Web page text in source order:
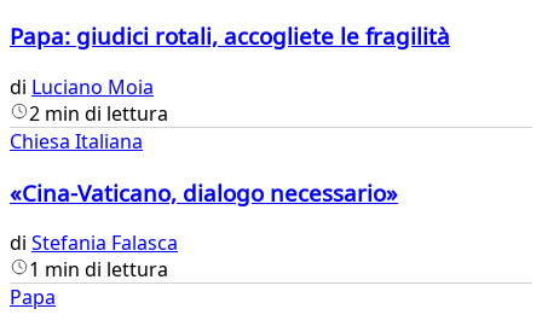
Papa: giudici rotali, accogliete le fragilità
di Luciano Moia
2 min di lettura
Chiesa Italiana
«Cina-Vaticano, dialogo necessario»
di Stefania Falasca
1 min di lettura
Papa